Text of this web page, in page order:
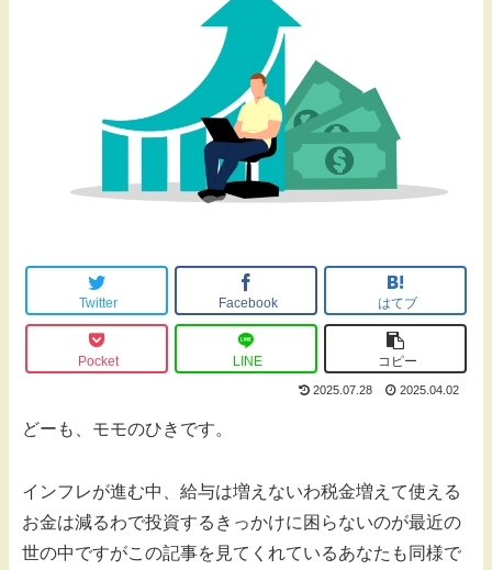
Twitter Facebook はてブ
Pocket LINE コピー
2025.07.28 2025.04.02
どーも、モモのひきです。
インフレが進む中、給与は増えないわ税金増えて使える
お金は減るわで投資するきっかけに困らないのが最近の
世の中ですがこの記事を見てくれているあなたも同様で